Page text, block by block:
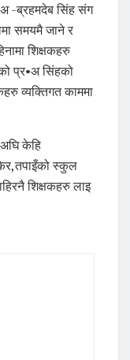
-ब्रहमदेब सिंह संग
समयमै जाने र
शिक्षकहरु
प्र•अ सिंहको
व्यक्तिगत काममा
केहि
स्कुल
शिक्षकहरु लाइ